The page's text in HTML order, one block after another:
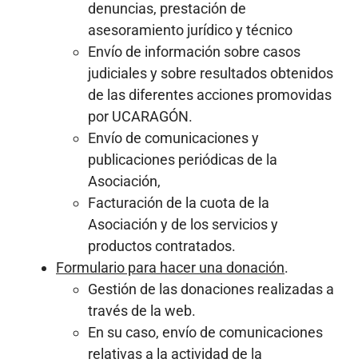
denuncias, prestación de
asesoramiento jurídico y técnico
Envío de información sobre casos
judiciales y sobre resultados obtenidos
de las diferentes acciones promovidas
por UCARAGÓN.
Envío de comunicaciones y
publicaciones periódicas de la
Asociación,
Facturación de la cuota de la
Asociación y de los servicios y
productos contratados.
Formulario para hacer una donación.
Gestión de las donaciones realizadas a
través de la web.
En su caso, envío de comunicaciones
relativas a la actividad de la